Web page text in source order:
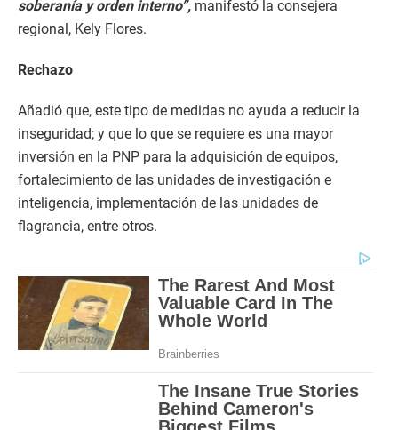
soberanía y orden interno”, manifestó la consejera
regional, Kely Flores.
Rechazo
Añadió que, este tipo de medidas no ayuda a reducir la
inseguridad; y que lo que se requiere es una mayor
inversión en la PNP para la adquisición de equipos,
fortalecimiento de las unidades de investigación e
inteligencia, implementación de las unidades de
flagrancia, entre otros.